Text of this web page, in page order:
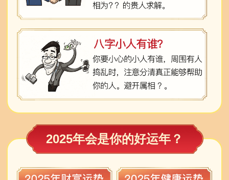
2025年会是你的好运年？